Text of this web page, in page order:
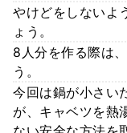
やけどをしないよ
ょう。
8人分を作る際は
う。
今回は鍋が小さい
が、キャベツを熱